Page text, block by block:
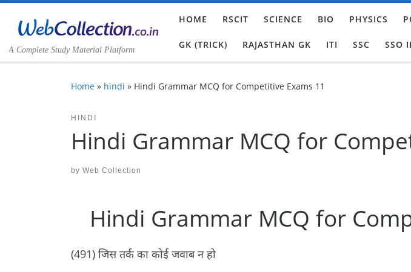
Skip to content
A Complete Study Material Platform
HOME RSCIT SCIENCE BIO PHYSICS
GK (TRICK) RAJASTHAN GK ITI SSC SSO
Home » hindi » Hindi Grammar MCQ for Competitive Exams 11
HINDI
Hindi Grammar MCQ for
by Web Collection
Hindi Grammar MCQ for
(491) जिस तर्क का कोई जवाब न हो